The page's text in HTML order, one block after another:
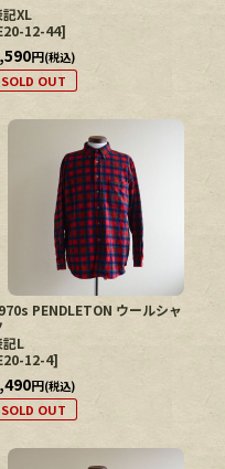
記XL
12-44]
円(税込)
SOLD OUT
PENDLETON ウールシャ
記L
12-4]
円(税込)
SOLD OUT